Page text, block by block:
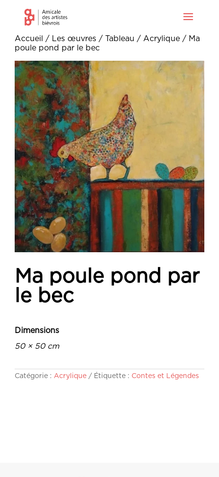
Accueil / Les œuvres / Tableau / Acrylique / Ma
poule pond par le bec
Ma poule pond par
le bec
Dimensions
50 × 50 cm
Catégorie : Acrylique Étiquette : Contes et Légendes